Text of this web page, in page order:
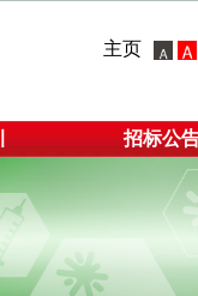
主页
招标公